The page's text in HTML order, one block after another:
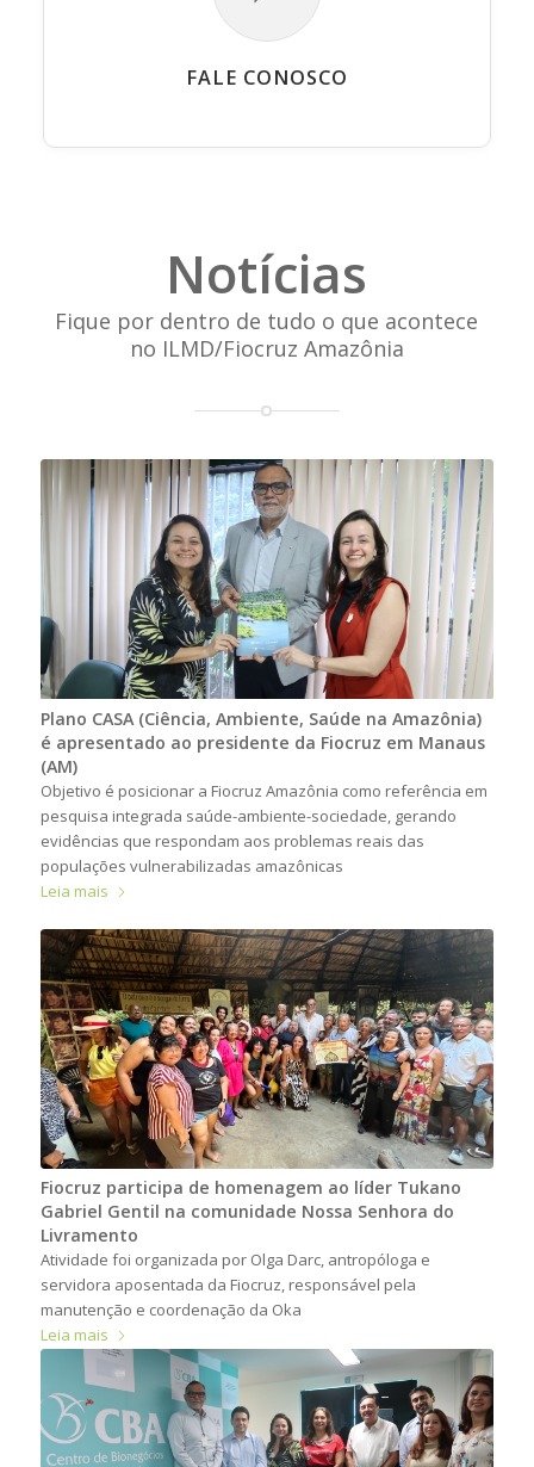
FALE CONOSCO
Notícias
Fique por dentro de tudo o que acontece
no ILMD/Fiocruz Amazônia
Plano CASA (Ciência, Ambiente, Saúde na Amazônia)
é apresentado ao presidente da Fiocruz em Manaus
(AM)
Objetivo é posicionar a Fiocruz Amazônia como referência em
pesquisa integrada saúde-ambiente-sociedade, gerando
evidências que respondam aos problemas reais das
populações vulnerabilizadas amazônicas
Leia mais
Fiocruz participa de homenagem ao líder Tukano
Gabriel Gentil na comunidade Nossa Senhora do
Livramento
Atividade foi organizada por Olga Darc, antropóloga e
servidora aposentada da Fiocruz, responsável pela
manutenção e coordenação da Oka
Leia mais